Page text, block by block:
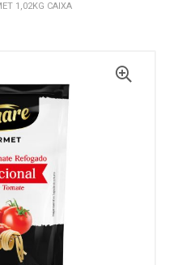
1,02KG CAIXA